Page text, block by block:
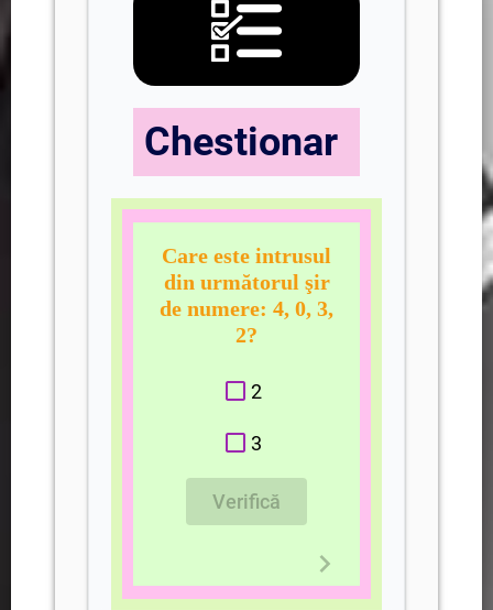
Chestionar
Care este intrusul
din următorul şir
de numere: 4, 0, 3,
2?
2
3
Verifică